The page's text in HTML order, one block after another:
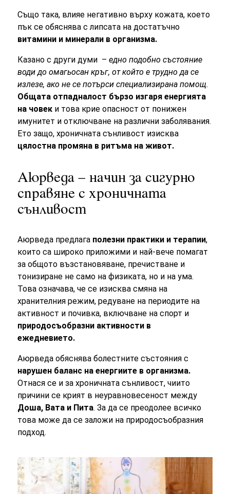
Също така, влияе негативно върху кожата, което
пък се обяснява с липсата на достатъчно
витамини и минерали в организма.
Казано с други думи – едно подобно състояние
води до омагьосан кръг, от който е трудно да се
излезе, ако не се потърси специализирана помощ.
Общата отпадналост бързо изгаря енергията
на човек и това крие опасност от понижен
имунитет и отключване на различни заболявания.
Ето защо, хроничната сънливост изисква
цялостна промяна в ритъма на живот.
Аюрведа – начин за сигурно
справяне с хроничната
сънливост
Аюрведа предлага полезни практики и терапии,
които са широко приложими и най-вече помагат
за общото възстановяване, пречистване и
тонизиране не само на физиката, но и на ума.
Това означава, че се изисква смяна на
хранителния режим, редуване на периодите на
активност и почивка, включване на спорт и
природосъобразни активности в
ежедневието.
Аюрведа обяснява болестните състояния с
нарушен баланс на енергиите в организма.
Отнася се и за хроничната сънливост, чиито
причини се крият в неуравновесеност между
Доша, Вата и Пита. За да се преодолее всичко
това може да се заложи на природосъобразния
подход.